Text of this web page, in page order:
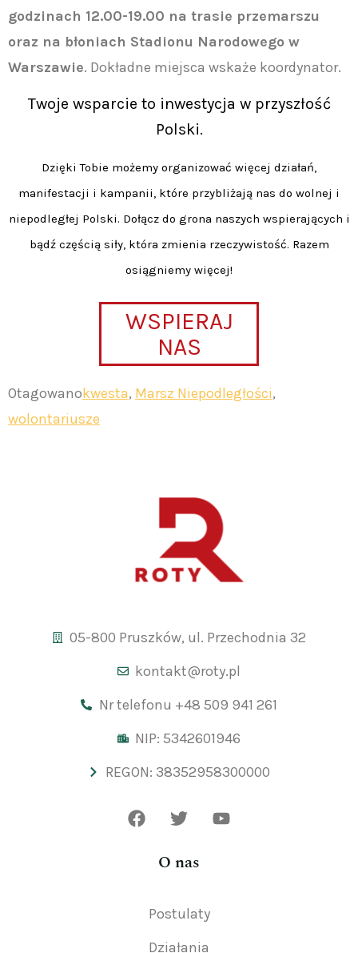
godzinach 12.00-19.00 na trasie przemarszu
oraz na błoniach Stadionu Narodowego w
Warszawie. Dokładne miejsca wskaże koordynator.
Twoje wsparcie to inwestycja w przyszłość
Polski.
Dzięki Tobie możemy organizować więcej działań,
manifestacji i kampanii, które przybliżają nas do wolnej i
niepodległej Polski. Dołącz do grona naszych wspierających i
bądź częścią siły, która zmienia rzeczywistość. Razem
osiągniemy więcej!
WSPIERAJ
NAS
Otagowanokwesta, Marsz Niepodległości,
wolontariusze
05-800 Pruszków, ul. Przechodnia 32
kontakt@roty.pl
Nr telefonu +48 509 941 261
NIP: 5342601946
REGON: 38352958300000
O nas
Postulaty
Działania